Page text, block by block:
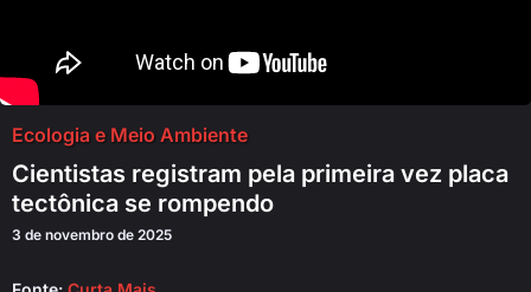
Ecologia e Meio Ambiente
Cientistas registram pela primeira vez placa
tectônica se rompendo
3 de novembro de 2025